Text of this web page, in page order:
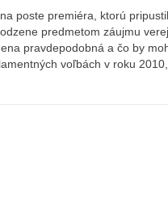
poste premiéra, ktorú
predmetom záujmu
pravdepodobná a čo by
voľbách v roku